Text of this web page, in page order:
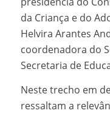
da Criança e do
Helvira Arantes
coordenadora do
Secretaria de
Neste trecho em
ressaltam a